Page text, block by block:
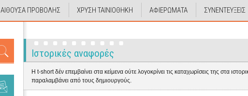
ΑΙΘΟΥΣΑ ΠΡΟΒΟΛΗΣ ΧΡΥΣΗ ΤΑΙΝΙΟΘΗΚΗ ΑΦΙΕΡΩΜΑΤΑ ΣΥΝΕΝΤΕΥΞΕΙΣ
Ιστορικές αναφορές
Η t-short δέν επεμβαίνει στα κείμενα ούτε λογοκρίνει τις καταχωρϊσεις της στα
παραλαμβάνει από τους δημιουργούς.